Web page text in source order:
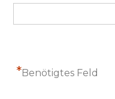
*Benötigtes Feld